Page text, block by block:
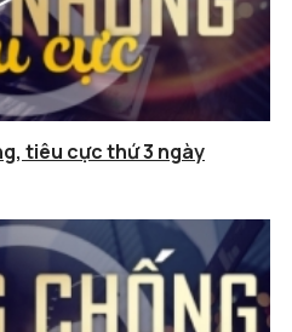
tiêu cực thứ 3 ngày